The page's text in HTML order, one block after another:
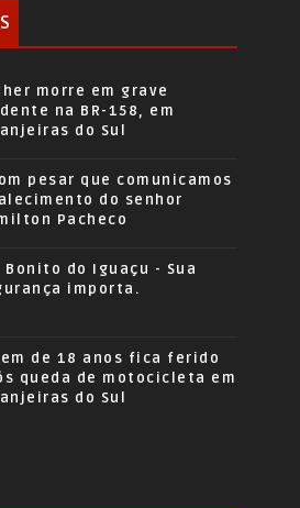
morre em grave
na BR-158, em
do Sul
pesar que comunicamos
do senhor
Pacheco
Bonito do Iguaçu - Sua
importa.
de 18 anos fica ferido
queda de motocicleta em
do Sul